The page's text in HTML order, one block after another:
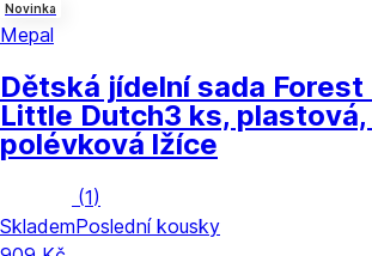
Novinka
Mepal
Dětská jídelní sada
Little Dutch3 ks, plastová,
polévková lžíce
(1)
SklademPoslední kousky